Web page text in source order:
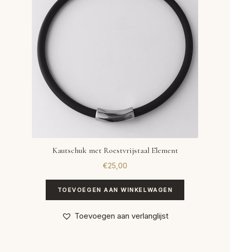
VERZENDKOSTEN
VOLG BESTELLING
WINKEL
WINKELWAGEN
Kautschuk met Roestvrijstaal Element
€25,00
TOEVOEGEN AAN WINKELWAGEN
Toevoegen aan verlanglijst